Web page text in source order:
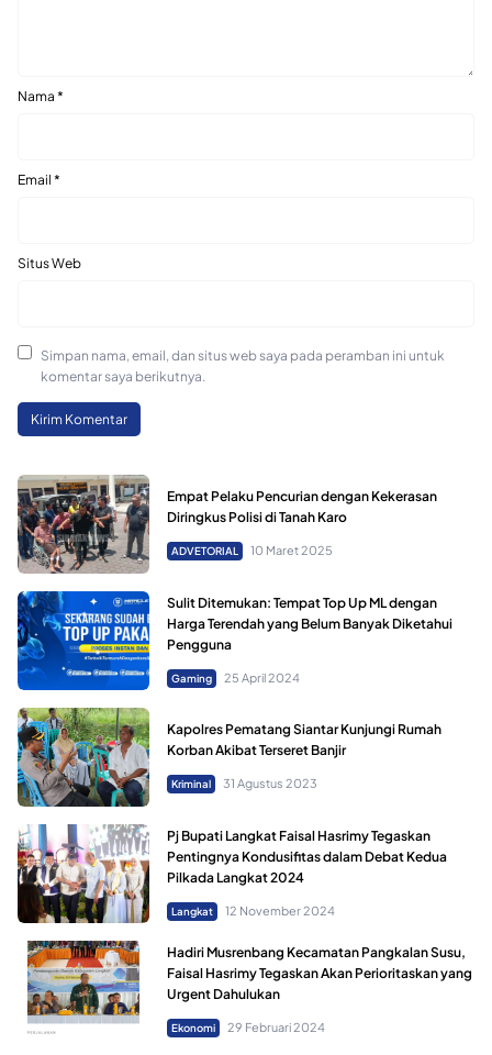
Nama *
Email *
Situs Web
Simpan nama, email, dan situs web saya pada peramban ini untuk
komentar saya berikutnya.
Empat Pelaku Pencurian dengan Kekerasan
Diringkus Polisi di Tanah Karo
ADVETORIAL 10 Maret 2025
Sulit Ditemukan: Tempat Top Up ML dengan
Harga Terendah yang Belum Banyak Diketahui
Pengguna
Gaming 25 April 2024
Kapolres Pematang Siantar Kunjungi Rumah
Korban Akibat Terseret Banjir
Kriminal 31 Agustus 2023
Pj Bupati Langkat Faisal Hasrimy Tegaskan
Pentingnya Kondusifitas dalam Debat Kedua
Pilkada Langkat 2024
Langkat 12 November 2024
Hadiri Musrenbang Kecamatan Pangkalan Susu,
Faisal Hasrimy Tegaskan Akan Perioritaskan yang
Urgent Dahulukan
Ekonomi 29 Februari 2024